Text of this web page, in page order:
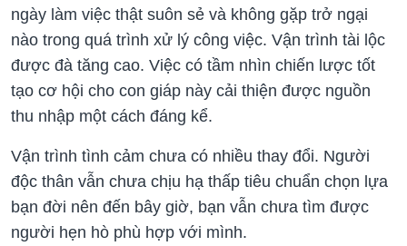
ngày làm việc thật suôn sẻ và không gặp trở ngại
nào trong quá trình xử lý công việc. Vận trình tài lộc
được đà tăng cao. Việc có tầm nhìn chiến lược tốt
tạo cơ hội cho con giáp này cải thiện được nguồn
thu nhập một cách đáng kể.
Vận trình tình cảm chưa có nhiều thay đổi. Người
độc thân vẫn chưa chịu hạ thấp tiêu chuẩn chọn lựa
bạn đời nên đến bây giờ, bạn vẫn chưa tìm được
người hẹn hò phù hợp với mình.